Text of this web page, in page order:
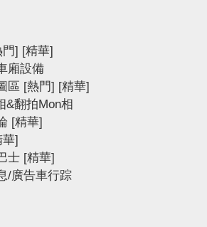
門] [精華]
廂設備
區 [熱門] [精華]
&翻拍Mon相
[精華]
華]
士 [精華]
/廣告車行踪